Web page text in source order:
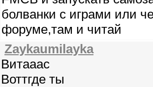
болванки с играми или
форуме,там и читай
Zaykaumilayka
Витааас
Воттгде ты